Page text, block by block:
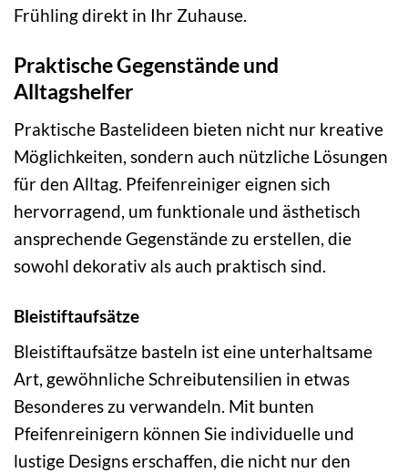
Frühling direkt in Ihr Zuhause.
Praktische Gegenstände und
Alltagshelfer
Praktische Bastelideen bieten nicht nur kreative
Möglichkeiten, sondern auch nützliche Lösungen
für den Alltag. Pfeifenreiniger eignen sich
hervorragend, um funktionale und ästhetisch
ansprechende Gegenstände zu erstellen, die
sowohl dekorativ als auch praktisch sind.
Bleistiftaufsätze
Bleistiftaufsätze basteln ist eine unterhaltsame
Art, gewöhnliche Schreibutensilien in etwas
Besonderes zu verwandeln. Mit bunten
Pfeifenreinigern können Sie individuelle und
lustige Designs erschaffen, die nicht nur den